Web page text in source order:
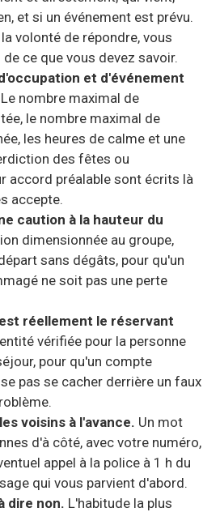
et si un événement est prévu.
volonté de répondre, vous
ce que vous devez savoir.
et d'événement
Le nombre maximal de
le nombre maximal de
les heures de calme et une
des fêtes ou
accord préalable sont écrits là
accepte.
caution à la hauteur du
dimensionnée au groupe,
sans dégâts, pour qu'un
ne soit pas une perte
réellement le réservant
vérifiée pour la personne
pour qu'un compte
pas se cacher derrière un faux
voisins à l'avance. Un mot
d'à côté, avec votre numéro,
appel à la police à 1 h du
qui vous parvient d'abord.
dire non. L'habitude la plus